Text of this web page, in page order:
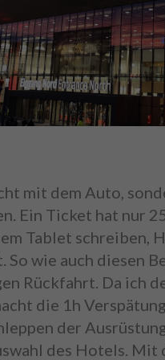
mit dem Auto,
Ein Ticket hat nur
Tablet schreiben,
So wie auch diesen
Rückfahrt. Da ich
die 1h
der
des Hotels. Mit